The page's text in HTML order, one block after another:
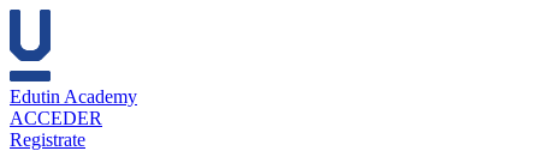
Edutin Academy
ACCEDER
Registrate